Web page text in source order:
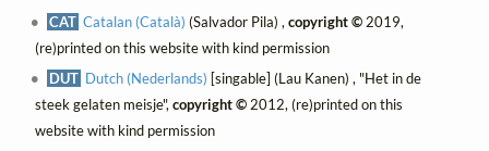
CAT Catalan (Català) (Salvador Pila) ,copyright ©2019,
(re)printed on this website with kind permission
DUT Dutch (Nederlands) [singable] (Lau Kanen) , "Het in de
steek gelaten meisje",copyright ©2012, (re)printed on this
website with kind permission